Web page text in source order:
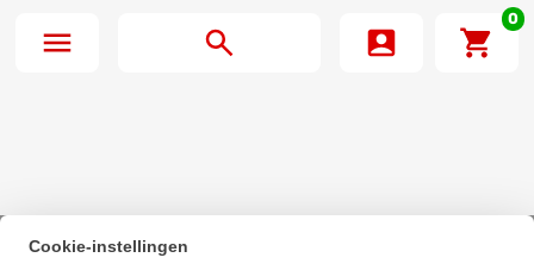
0
Beginpagina·
Cookie-instellingen